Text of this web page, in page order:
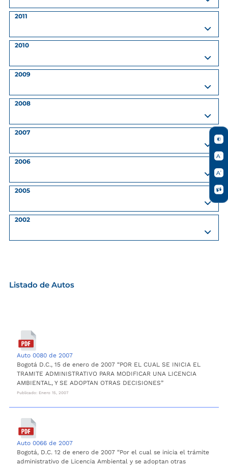
2011
2010
2009
2008
2007
2006
2005
2002
Listado de Autos
Auto 0080 de 2007
Bogotá D.C., 15 de enero de 2007 “POR EL CUAL SE INICIA EL
TRAMITE ADMINISTRATIVO PARA MODIFICAR UNA LICENCIA
AMBIENTAL, Y SE ADOPTAN OTRAS DECISIONES”
Publicado: Enero 15, 2007
Auto 0066 de 2007
Bogotá, D.C. 12 de enero de 2007 “Por el cual se inicia el trámite
administrativo de Licencia Ambiental y se adoptan otras